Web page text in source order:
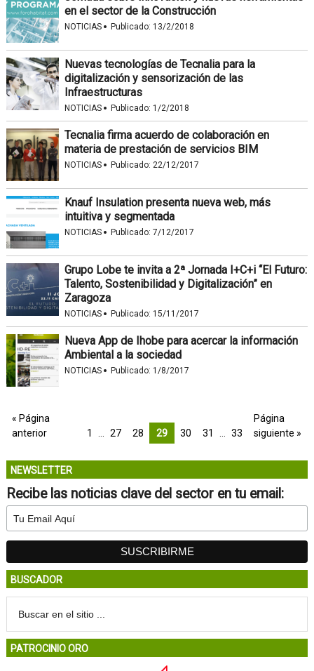
en el sector de la Construcción
NOTICIAS · Publicado: 13/2/2018
Nuevas tecnologías de Tecnalia para la
digitalización y sensorización de las
Infraestructuras
NOTICIAS · Publicado: 1/2/2018
Tecnalia firma acuerdo de colaboración en
materia de prestación de servicios BIM
NOTICIAS · Publicado: 22/12/2017
Knauf Insulation presenta nueva web, más
intuitiva y segmentada
NOTICIAS · Publicado: 7/12/2017
Grupo Lobe te invita a 2ª Jornada I+C+i “El Futuro:
Talento, Sostenibilidad y Digitalización” en
Zaragoza
NOTICIAS · Publicado: 15/11/2017
Nueva App de Ihobe para acercar la información
Ambiental a la sociedad
NOTICIAS · Publicado: 1/8/2017
« Página
anterior
1 27 28 29 30 31 33
Página
siguiente »
NEWSLETTER
Recibe las noticias clave del sector en tu email:
BUSCADOR
PATROCINIO ORO